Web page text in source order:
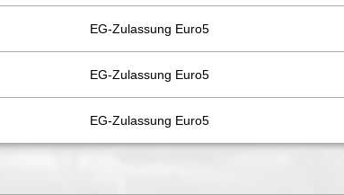
EG-Zulassung Euro5
EG-Zulassung Euro5
EG-Zulassung Euro5